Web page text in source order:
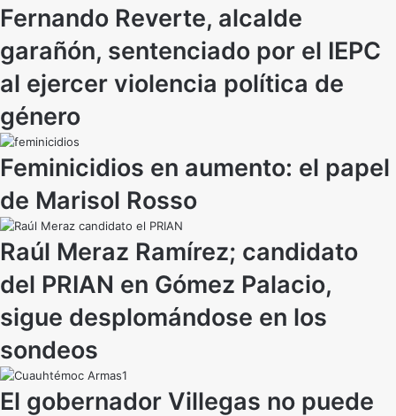
Fernando Reverte, alcalde
garañón, sentenciado por el IEPC
al ejercer violencia política de
género
Feminicidios en aumento: el papel
de Marisol Rosso
Raúl Meraz Ramírez; candidato
del PRIAN en Gómez Palacio,
sigue desplomándose en los
sondeos
El gobernador Villegas no puede